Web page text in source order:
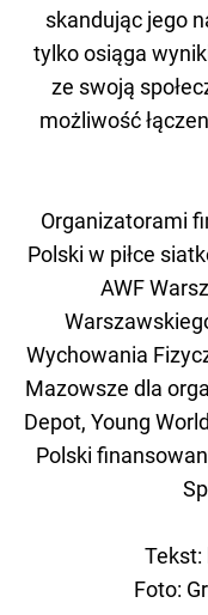
skandując jego
tylko osiąga
ze swoją
możliwość
Organizatorami
Polski w piłce
AWF
Wychowania
Mazowsze dla
Depot, Young
Polski
Tekst:
Foto: